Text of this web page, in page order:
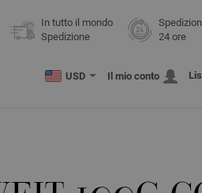
In tutto il mondo
Spedizione
24 ore
USD Il mio conto